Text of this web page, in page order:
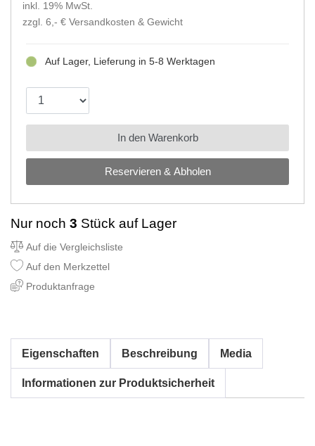
inkl. 19% MwSt.
zzgl. 6,- € Versandkosten & Gewicht
Reservieren & Abholen
Auf Lager, Lieferung in 5-8 Werktagen
In den Warenkorb
Nur noch 3 Stück auf Lager
Auf die Vergleichsliste
Auf den Merkzettel
Produktanfrage
Eigenschaften Beschreibung Media
Informationen zur Produktsicherheit